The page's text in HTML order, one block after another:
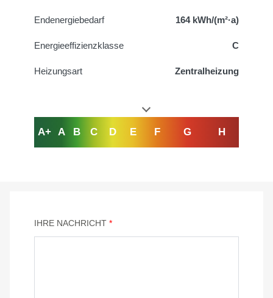
Endenergiebedarf 164 kWh/(m²·a)
Energieeffizienzklasse C
Heizungsart Zentralheizung
A+ A B C D E F G H
IHRE NACHRICHT *